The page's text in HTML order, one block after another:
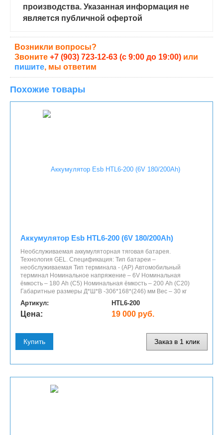
производства. Указанная информация не
является публичной офертой
Возникли вопросы?
Звоните +7 (903) 723-12-63 (с 9:00 до 19:00) или
пишите, мы ответим
Похожие товары
Аккумулятор Esb HTL6-200 (6V 180/200Ah)
Необслуживаемая аккумуляторная тяговая батарея.
Технология GEL. Спецификация: Тип батареи –
необслуживаемая Тип терминала - (AP) Автомобильный
терминал Номинальное напряжение – 6V Номинальная
ёмкость – 180 Ah (C5) Номинальная ёмкость – 200 Ah (C20)
Габаритные размеры Д*Ш*В -306*168*(246) мм Вес – 30 кг
Артикул: HTL6-200
Цена: 19 000 руб.
Купить Заказ в 1 клик